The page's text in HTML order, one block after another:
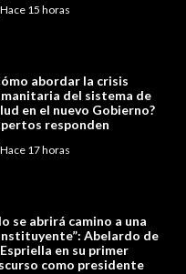
Hace 15 horas
abordar la crisis
del sistema de
en el nuevo Gobierno?
responden
Hace 17 horas
se abrirá camino a una
Abelardo de
en su primer
como presidente